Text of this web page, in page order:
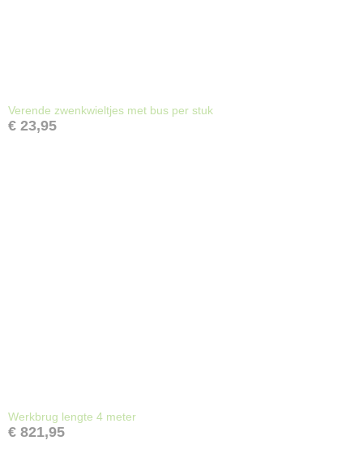
Verende zwenkwieltjes met bus per stuk
€ 23,95
Werkbrug lengte 4 meter
€ 821,95